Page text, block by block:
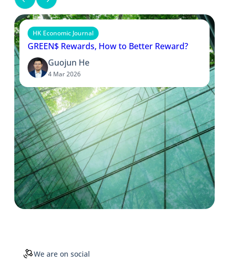
HK Economic Journal
GREEN$ Rewards, How to Better Reward?
Guojun He
4 Mar 2026
We are on social